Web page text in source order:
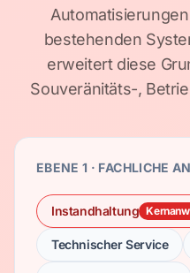
bestehenden
erweitert diese
Souveränitäts-,
EBENE 1 · FACHLICHE
Instandhaltung
Technischer Service